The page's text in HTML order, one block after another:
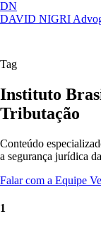
DN
DAVID NIGRI
Artigos, sentenças,
Tag
Instituto
Tributação
Conteúdo
a segurança jurídica
Falar com a Equipe
1